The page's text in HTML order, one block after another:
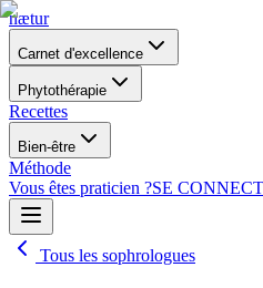
nætur
Carnet d'excellence
Phytothérapie
Recettes
Bien-être
Méthode
Vous êtes praticien ?SE
Tous les sophrologues